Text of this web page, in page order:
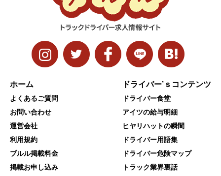
ホーム
よくあるご質問
お問い合わせ
運営会社
利用規約
ブルル掲載料金
掲載お申し込み
ドライバー’ｓコンテンツ
ドライバー食堂
アイツの給与明細
ヒヤリハットの瞬間
ドライバー用語集
ドライバー危険マップ
トラック業界裏話